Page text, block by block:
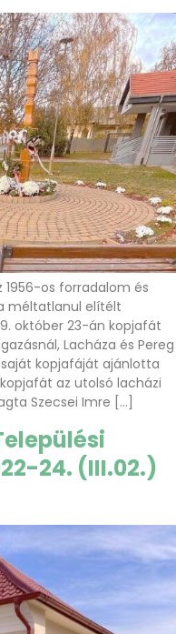
1956-os forradalom és
méltatlanul elítélt
október 23-án kopjafát
Lacháza és Pereg
kopjafáját ajánlotta
kopjafát az utolsó lacházi
Szecsei Imre […]
24. (III.02.)